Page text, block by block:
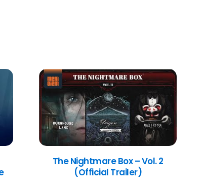
The Nightmare Box – Vol. 2
(Official Trailer)